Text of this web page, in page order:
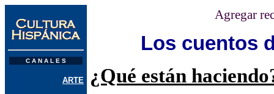
C A N A L E S
ARTE
Agregar
Los cuentos
¿Qué están